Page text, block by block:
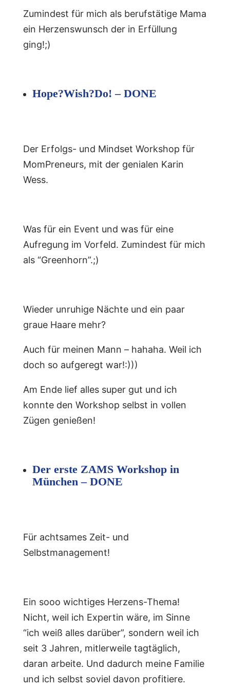
Zumindest für mich als berufstätige Mama
ein Herzenswunsch der in Erfüllung
ging!;)
Hope?Wish?Do! – DONE
Der Erfolgs- und Mindset Workshop für
MomPreneurs, mit der genialen Karin
Wess.
Was für ein Event und was für eine
Aufregung im Vorfeld. Zumindest für mich
als “Greenhorn”.;)
Wieder unruhige Nächte und ein paar
graue Haare mehr?
Auch für meinen Mann – hahaha. Weil ich
doch so aufgeregt war!:)))
Am Ende lief alles super gut und ich
konnte den Workshop selbst in vollen
Zügen genießen!
Der erste ZAMS Workshop in
München – DONE
Für achtsames Zeit- und
Selbstmanagement!
Ein sooo wichtiges Herzens-Thema!
Nicht, weil ich Expertin wäre, im Sinne
“ich weiß alles darüber”, sondern weil ich
seit 3 Jahren, mitlerweile tagtäglich,
daran arbeite. Und dadurch meine Familie
und ich selbst soviel davon profitiere.